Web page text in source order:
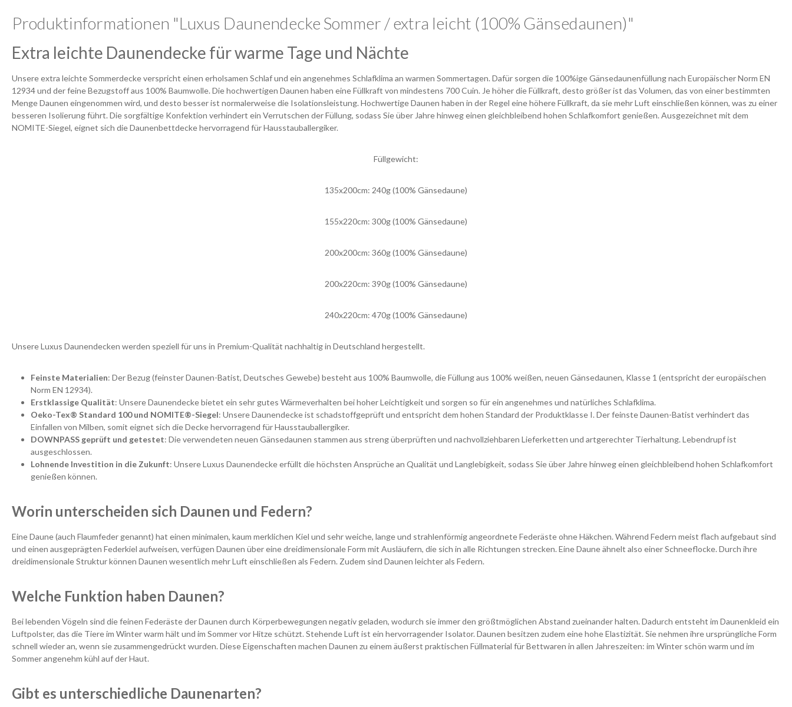
Produktinformationen "Luxus Daunendecke Sommer / extra leicht (100% Gänsedaunen)"
Extra leichte Daunendecke für warme Tage und Nächte
Unsere extra leichte Sommerdecke verspricht einen erholsamen Schlaf und ein angenehmes Schlafklima an warmen Sommertagen. Dafür sorgen die 100%ige Gänsedaunenfüllung nach Europäischer Norm EN
12934 und der feine Bezugstoff aus 100% Baumwolle. Die hochwertigen Daunen haben eine Füllkraft von mindestens 700 Cuin. Je höher die Füllkraft, desto größer ist das Volumen, das von einer bestimmten
Menge Daunen eingenommen wird, und desto besser ist normalerweise die Isolationsleistung. Hochwertige Daunen haben in der Regel eine höhere Füllkraft, da sie mehr Luft einschließen können, was zu einer
besseren Isolierung führt. Die sorgfältige Konfektion verhindert ein Verrutschen der Füllung, sodass Sie über Jahre hinweg einen gleichbleibend hohen Schlafkomfort genießen. Ausgezeichnet mit dem
NOMITE-Siegel, eignet sich die Daunenbettdecke hervorragend für Hausstauballergiker.
Füllgewicht:
135x200cm: 240g (100% Gänsedaune)
155x220cm: 300g (100% Gänsedaune)
200x200cm: 360g (100% Gänsedaune)
200x220cm: 390g (100% Gänsedaune)
240x220cm: 470g (100% Gänsedaune)
Unsere Luxus Daunendecken werden speziell für uns in Premium-Qualität nachhaltig in Deutschland hergestellt.
Feinste Materialien: Der Bezug (feinster Daunen-Batist, Deutsches Gewebe) besteht aus 100% Baumwolle, die Füllung aus 100% weißen, neuen Gänsedaunen, Klasse 1 (entspricht der europäischen
Norm EN 12934).
Erstklassige Qualität: Unsere Daunendecke bietet ein sehr gutes Wärmeverhalten bei hoher Leichtigkeit und sorgen so für ein angenehmes und natürliches Schlafklima.
Oeko-Tex® Standard 100 und NOMITE®-Siegel: Unsere Daunendecke ist schadstoffgeprüft und entspricht dem hohen Standard der Produktklasse I. Der feinste Daunen-Batist verhindert das
Einfallen von Milben, somit eignet sich die Decke hervorragend für Hausstauballergiker.
DOWNPASS geprüft und getestet: Die verwendeten neuen Gänsedaunen stammen aus streng überprüften und nachvollziehbaren Lieferketten und artgerechter Tierhaltung. Lebendrupf ist
ausgeschlossen.
Lohnende Investition in die Zukunft: Unsere Luxus Daunendecke erfüllt die höchsten Ansprüche an Qualität und Langlebigkeit, sodass Sie über Jahre hinweg einen gleichbleibend hohen Schlafkomfort
genießen können.
Worin unterscheiden sich Daunen und Federn?
Eine Daune (auch Flaumfeder genannt) hat einen minimalen, kaum merklichen Kiel und sehr weiche, lange und strahlenförmig angeordnete Federäste ohne Häkchen. Während Federn meist flach aufgebaut sind
und einen ausgeprägten Federkiel aufweisen, verfügen Daunen über eine dreidimensionale Form mit Ausläufern, die sich in alle Richtungen strecken. Eine Daune ähnelt also einer Schneeflocke. Durch ihre
dreidimensionale Struktur können Daunen wesentlich mehr Luft einschließen als Federn. Zudem sind Daunen leichter als Federn.
Welche Funktion haben Daunen?
Bei lebenden Vögeln sind die feinen Federäste der Daunen durch Körperbewegungen negativ geladen, wodurch sie immer den größtmöglichen Abstand zueinander halten. Dadurch entsteht im Daunenkleid ein
Luftpolster, das die Tiere im Winter warm hält und im Sommer vor Hitze schützt. Stehende Luft ist ein hervorragender Isolator. Daunen besitzen zudem eine hohe Elastizität. Sie nehmen ihre ursprüngliche Form
schnell wieder an, wenn sie zusammengedrückt wurden. Diese Eigenschaften machen Daunen zu einem äußerst praktischen Füllmaterial für Bettwaren in allen Jahreszeiten: im Winter schön warm und im
Sommer angenehm kühl auf der Haut.
Gibt es unterschiedliche Daunenarten?